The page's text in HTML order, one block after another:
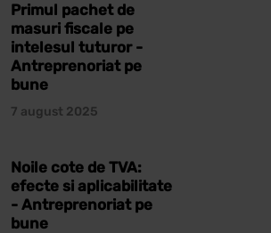
Primul pachet de
masuri fiscale pe
intelesul tuturor -
Antreprenoriat pe
bune
7 august 2025
Noile cote de TVA:
efecte si aplicabilitate
- Antreprenoriat pe
bune